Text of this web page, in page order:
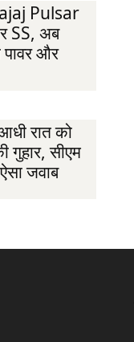
Pulsar
SS, अब
पावर और
रात को
गुहार, सीएम
जवाब